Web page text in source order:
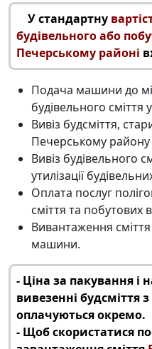
У стандартну
будівельного або
Печерському районі
Подача машини до
будівельного
Вивіз будсміття,
Печерському району
Вивіз будівельного
утилізації
Оплата послуг
сміття та побутових
Вивантаження
машини.
‑ Ціна за пакування і
вивезенні будсміття
оплачуються окремо.
‑ Щоб скористатися